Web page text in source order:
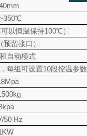
可以恒温保持100℃）
预留接口）
自动模式
每组可设置10段控温参数
50 Hz